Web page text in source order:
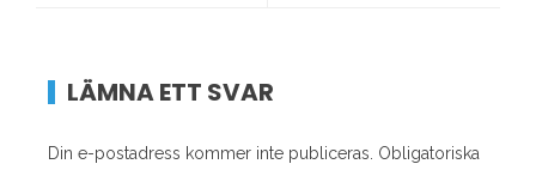
LÄMNA ETT SVAR
Din e-postadress kommer inte publiceras. Obligatoriska